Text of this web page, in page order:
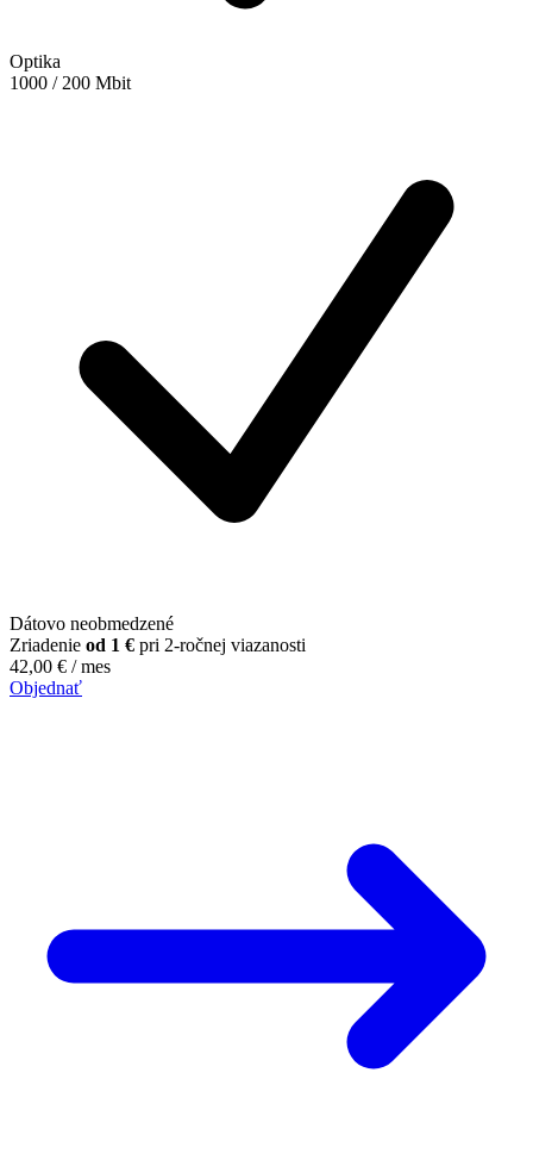
Optika
1000 / 200 Mbit
Dátovo neobmedzené
Zriadenie od 1 € pri 2-ročnej viazanosti
42,00 € / mes
Objednať